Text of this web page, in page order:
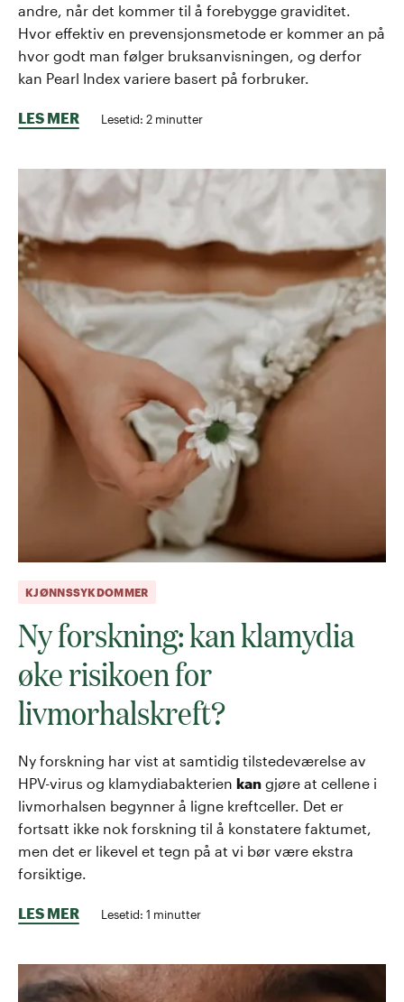
andre, når det kommer til å forebygge graviditet.
Hvor effektiv en prevensjonsmetode er kommer an på
hvor godt man følger bruksanvisningen, og derfor
kan Pearl Index variere basert på forbruker.
LES MER Lesetid: 2 minutter
KJØNNSSYKDOMMER
Ny forskning: kan klamydia
øke risikoen for
livmorhalskreft?
Ny forskning har vist at samtidig tilstedeværelse av
HPV-virus og klamydiabakterien kan gjøre at cellene i
livmorhalsen begynner å ligne kreftceller. Det er
fortsatt ikke nok forskning til å konstatere faktumet,
men det er likevel et tegn på at vi bør være ekstra
forsiktige.
LES MER Lesetid: 1 minutter